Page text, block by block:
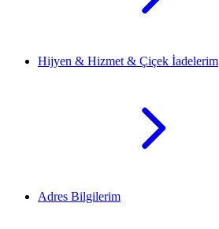
Hijyen & Hizmet & Çiçek İadelerim
Adres Bilgilerim